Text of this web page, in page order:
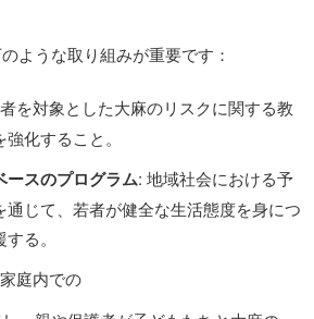
ような取り組みが重要です：
を対象とした大麻のリスクに関する教
化すること。
ースのプログラム: 地域社会における予
通じて、若者が健全な生活態度を身につ
る。
庭内での